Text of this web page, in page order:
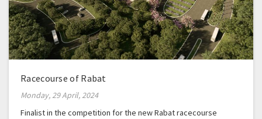
Racecourse of Rabat
Monday, 29 April, 2024
Finalist in the competition for the new Rabat racecourse